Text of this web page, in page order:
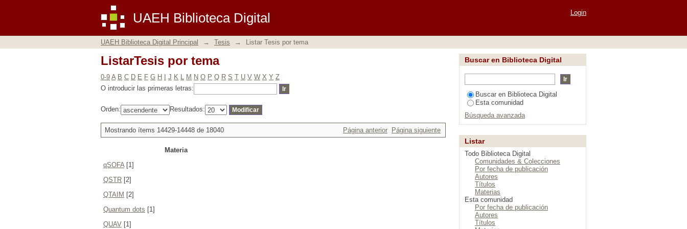
UAEH Biblioteca Digital
ListarTesis por tema Login
UAEH Biblioteca Digital Principal → Tesis → Listar Tesis por tema
ListarTesis por tema
0-9 A B C D E F G H J K L M N O P Q R S T U V W X Y Z
O introducir las primeras letras:
Orden: Resultados:
Mostrando ítems 14429-14448 de 18040 Página anterior Página siguiente
Materia
qSOFA[1]
QSTR [2]
QTAIM [2]
Quantum dots [1]
QUAV [1]
Buscar en Biblioteca Digital
Buscar en Biblioteca Digital
Esta comunidad
Búsqueda avanzada
Listar
Todo Biblioteca Digital
Comunidades & Colecciones
Por fecha de publicación
Autores
Títulos
Materias
Esta comunidad
Por fecha de publicación
Autores
Títulos